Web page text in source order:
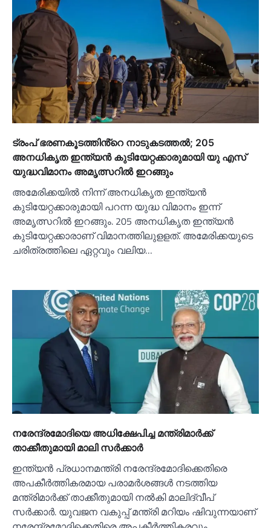
ട്രംപ് ഭരണകൂടത്തിൻ്റെ നാടുകടത്തൽ; 205
അനധികൃത ഇന്ത്യൻ കുടിയേറ്റക്കാരുമായി യു എസ്
യുദ്ധവിമാനം അമൃത്സറിൽ ഇറങ്ങും
അമേരിക്കയിൽ നിന്ന് അനധികൃത ഇന്ത്യൻ
കുടിയേറ്റക്കാരുമായി പറന്ന യുദ്ധ വിമാനം ഇന്ന്
അമൃത്സറിൽ ഇറങ്ങും. 205 അനധികൃത ഇന്ത്യൻ
കുടിയേറ്റക്കാരാണ് വിമാനത്തിലുളളത്. അമേരിക്കയുടെ
ചരിത്രത്തിലെ ഏറ്റവും വലിയ…
നരേന്ദ്രമോദിയെ അധിക്ഷേപിച്ച മന്ത്രിമാര്‍ക്ക്
താക്കീതുമായി മാലി സര്‍ക്കാര്‍
ഇന്ത്യൻ പ്രധാനമന്ത്രി നരേന്ദ്രമോദിക്കെതിരെ
അപകീര്‍ത്തികരമായ പരാമര്‍ശങ്ങള്‍ നടത്തിയ
മന്ത്രിമാര്‍ക്ക് താക്കീതുമായി നല്‍കി മാലിദ്വീപ്
സര്‍ക്കാര്‍. യുവജന വകുപ്പ് മന്ത്രി മറിയം ഷിവുന്നയാണ്